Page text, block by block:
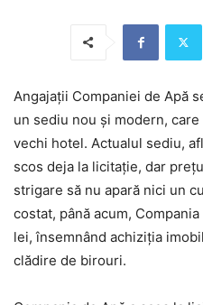
Angajații Companiei de Apă
un sediu nou și modern,
vechi hotel. Actualul sediu,
scos deja la licitație, dar
strigare să nu apară nici un
costat, până acum,
lei, însemnând achiziția
clădire de birouri.